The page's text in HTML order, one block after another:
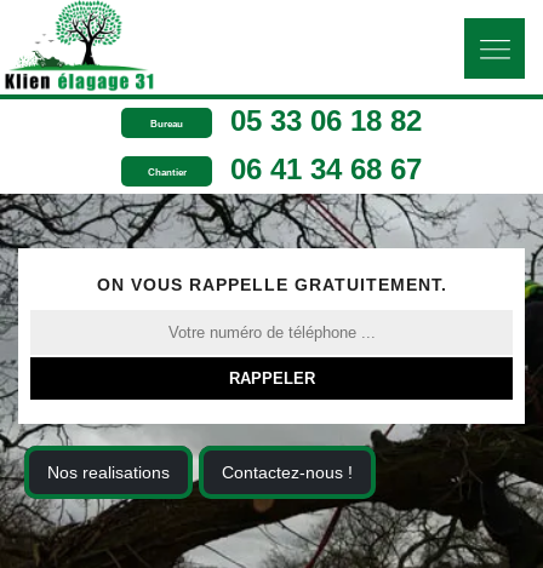
Bureau 05 33 06 18 82
Chantier 06 41 34 68 67
ON VOUS RAPPELLE GRATUITEMENT.
Nos realisations Contactez-nous !